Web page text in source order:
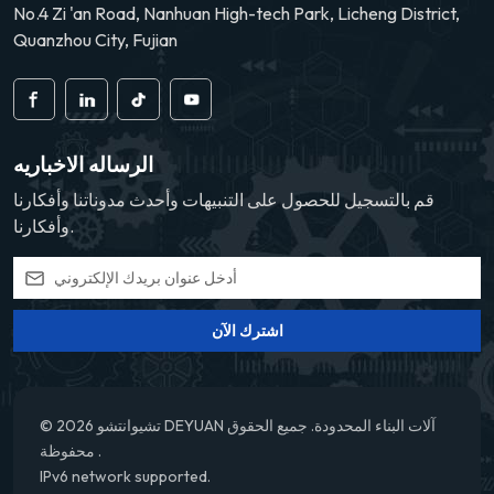
الضوضاء المسموعة أو
صعوبة التشغيل أو انزلاق
القابض إلى التآكل أو سوء
التركيب، مما يشير إلى
أعطال محتملة.7. توقيت
الاستبدال: فكر في الاستبدال
بعد حوالي 100000 كيلومتر
من القيادة أو عند اكتشاف
تآكل غير طبيعي.8. التأثير
على الأداء: يؤثر بشكل مباشر
على سلاسة بدء تشغيل
السيارة وتبديل التروس، وهو
أمر ضروري لضمان سلامة
No.4 Zi 'an Road, Nanhuan High-tech Park, Licheng District,
Quanzhou City, Fujian
الرساله الاخباريه
قم بالتسجيل للحصول على التنبيهات وأحدث مدوناتنا وأفكارنا
وأفكارنا.
اشترك الآن
© 2026 تشيوانتشو DEYUAN آلات البناء المحدودة. جميع الحقوق
محفوظة .
IPv6 network supported.